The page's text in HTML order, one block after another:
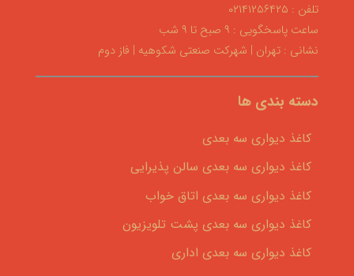
تلفن : ۰۲۱۴۱۲۵۶۴۲۵
ساعت پاسخگویی : ۹ صبح تا ۹ شب
نشانی : تهران | شهرکت صنعتی شکوهیه | فاز دوم
دسته بندی ها
کاغذ دیواری سه بعدی
کاغذ دیواری سه بعدی سالن پذیرایی
کاغذ دیواری سه بعدی اتاق خواب
کاغذ دیواری سه بعدی پشت تلویزیون
کاغذ دیواری سه بعدی اداری